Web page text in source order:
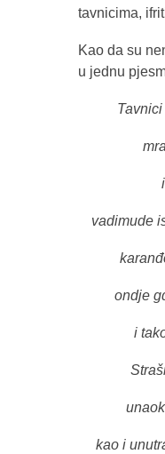
tavnicima,
Kao da su
u jednu
vadimude
ondje
i
kao i